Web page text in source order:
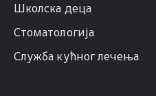
Школска деца
Стоматологија
Служба кућног лечења